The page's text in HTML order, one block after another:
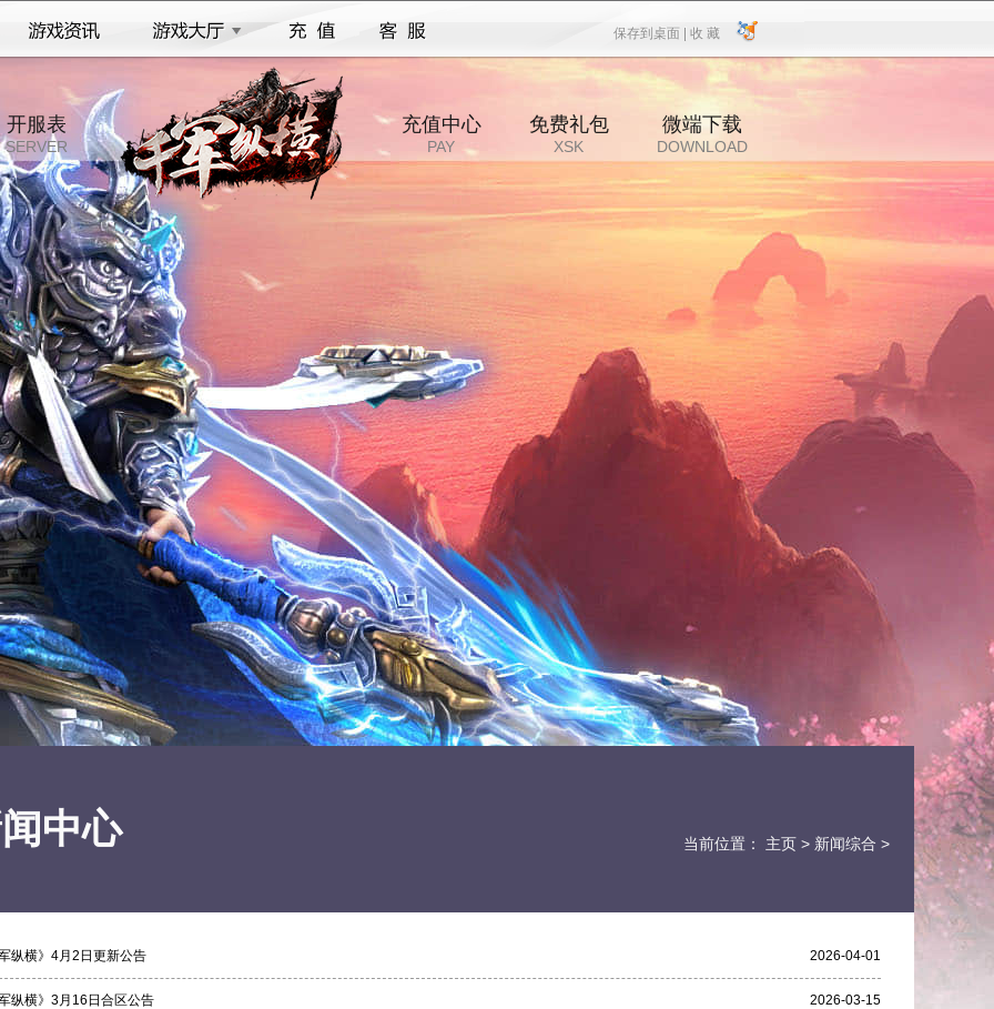
保存到桌面 |
保存到桌面 收 藏
收 藏
开服表
SERVER
充值中心
PAY
免费礼包
XSK
微端下载
DOWNLOAD
中心 当前位置： 主页 > 新闻综合 >
纵横》4月2日更新公告 2026-04-01
纵横》3月16日合区公告 2026-03-15